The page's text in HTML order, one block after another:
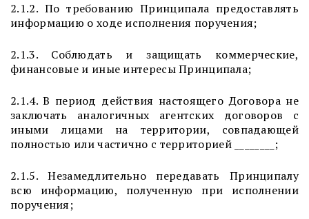
2.1.2. По требованию Принципала предоставлять
информацию о ходе исполнения поручения;
2.1.3. Соблюдать и защищать коммерческие,
финансовые и иные интересы Принципала;
2.1.4. В период действия настоящего Договора не
заключать аналогичных агентских договоров с
иными лицами на территории, совпадающей
полностью или частично с территорией ________;
2.1.5. Незамедлительно передавать Принципалу
всю информацию, полученную при исполнении
поручения;